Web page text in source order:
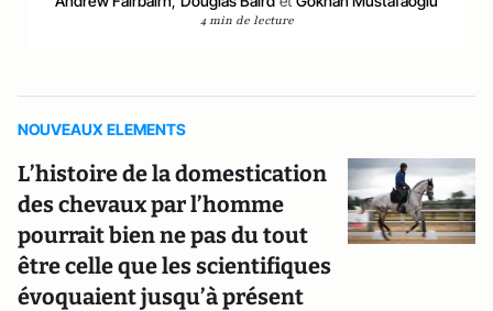
4 min de lecture
NOUVEAUX ELEMENTS
L’histoire de la domestication
des chevaux par l’homme
pourrait bien ne pas du tout
être celle que les scientifiques
évoquaient jusqu’à présent